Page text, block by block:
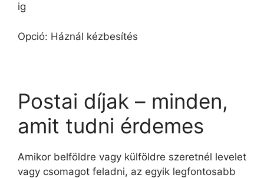
ig
Opció: Háznál kézbesítés
Postai díjak – minden,
amit tudni érdemes
Amikor belföldre vagy külföldre szeretnél levelet
vagy csomagot feladni, az egyik legfontosabb